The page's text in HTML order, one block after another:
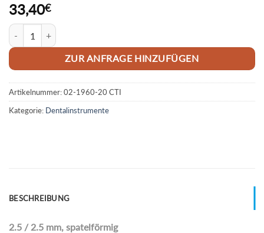
33,40€
Füllungsinstrument "Heidemann" # 2 Menge
ZUR ANFRAGE HINZUFÜGEN
Artikelnummer:02-1960-20 CTI
Kategorie: Dentalinstrumente
BESCHREIBUNG
2.5 / 2.5 mm, spatelförmig